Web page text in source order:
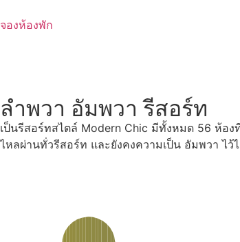
to
จองห้องพัก
ลำพวา อัมพวา รีสอร์ท
เป็นรีสอร์ทสไตล์ Modern Chic มีทั้งหมด 56 ห้อ
ไหลผ่านทั่วรีสอร์ท และยังคงความเป็น อัมพวา ไว้